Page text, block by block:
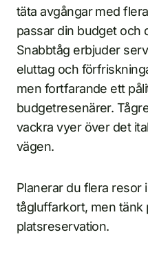
täta avgångar med
passar din budget och
Snabbtåg erbjuder
eluttag och
men fortfarande ett
budgetresenärer.
vackra vyer över det
vägen.
Planerar du flera resor
tågluffarkort, men tänk
platsreservation.